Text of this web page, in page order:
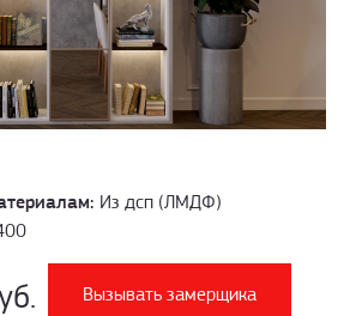
Из дсп (ЛМДФ)
Вызывать замерщика